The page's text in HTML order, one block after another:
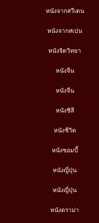
หนังจากสวีเดน
หนังจากสเปน
หนังจิตวิทยา
หนังจีน
หนังจีน
หนังชิลี
หนังชีวิต
หนังซอมบี้
หนังญี่ปุ่น
หนังญี่ปุ่น
หนังดราม่า